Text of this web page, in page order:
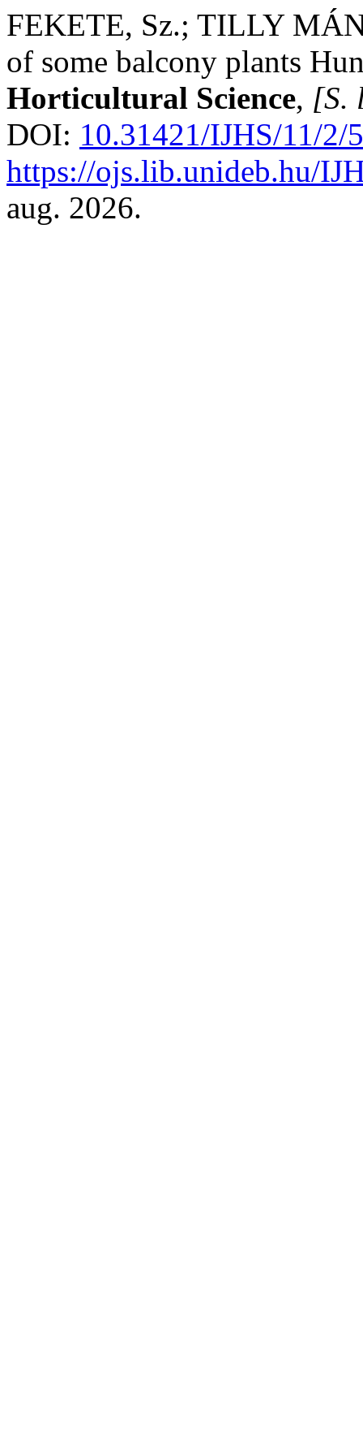
FEKETE, Sz.; TILLY
of some balcony plants
Horticultural Science, [S.
DOI: 10.31421/IJHS/11/2/
https://ojs.lib.unideb.hu/
aug. 2026.